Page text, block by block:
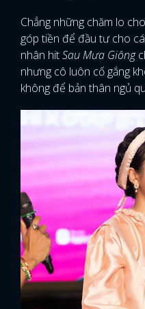
Chẳng những chăm lo
góp tiền để đầu tư cho
nhân hitSau Mưa Giông
nhưng cô luôn cố gắng
không để bản thân ngủ